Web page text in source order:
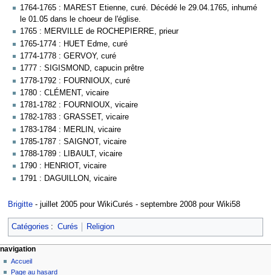
1764-1765 : MAREST Etienne, curé. Décédé le 29.04.1765, inhumé
le 01.05 dans le choeur de l'église.
1765 : MERVILLE de ROCHEPIERRE, prieur
1765-1774 : HUET Edme, curé
1774-1778 : GERVOY, curé
1777 : SIGISMOND, capucin prêtre
1778-1792 : FOURNIOUX, curé
1780 : CLÉMENT, vicaire
1781-1782 : FOURNIOUX, vicaire
1782-1783 : GRASSET, vicaire
1783-1784 : MERLIN, vicaire
1785-1787 : SAIGNOT, vicaire
1788-1789 : LIBAULT, vicaire
1790 : HENRIOT, vicaire
1791 : DAGUILLON, vicaire
Brigitte- juillet 2005 pour WikiCurés - septembre 2008 pour Wiki58
Catégories : Curés Religion
navigation
Accueil
Page au hasard